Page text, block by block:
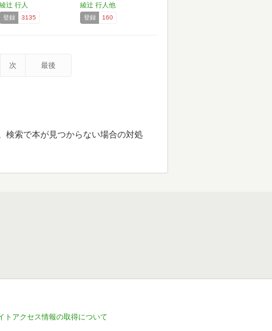
綾辻 行人
登録 3135
綾辻 行人他
登録 160
次 最後
検索で本が見つからない場合の対処
トアクセス情報の取得について